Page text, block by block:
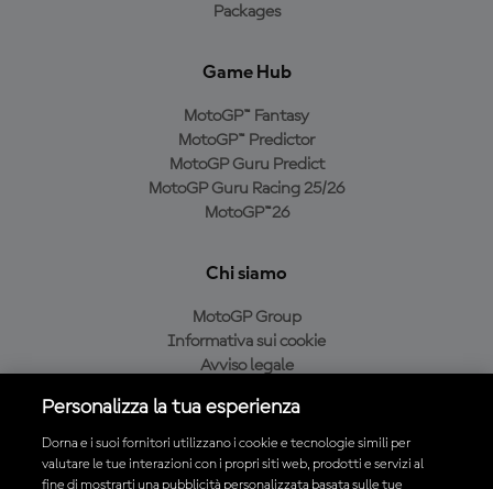
Packages
Game Hub
MotoGP™ Fantasy
MotoGP™ Predictor
MotoGP Guru Predict
MotoGP Guru Racing 25/26
MotoGP™26
Chi siamo
MotoGP Group
Informativa sui cookie
Avviso legale
Condizioni di acquisto
Personalizza la tua esperienza
Dorna e i suoi fornitori utilizzano i cookie e tecnologie simili per
valutare le tue interazioni con i propri siti web, prodotti e servizi al
fine di mostrarti una pubblicità personalizzata basata sulle tue